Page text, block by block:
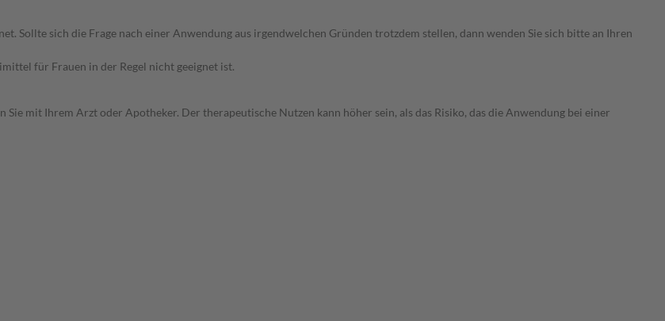
Sollte sich die Frage nach einer Anwendung aus irgendwelchen Gründen trotzdem stellen, dann wenden Sie sich bitte an Ihren
für Frauen in der Regel nicht geeignet ist.
mit Ihrem Arzt oder Apotheker. Der therapeutische Nutzen kann höher sein, als das Risiko, das die Anwendung bei einer